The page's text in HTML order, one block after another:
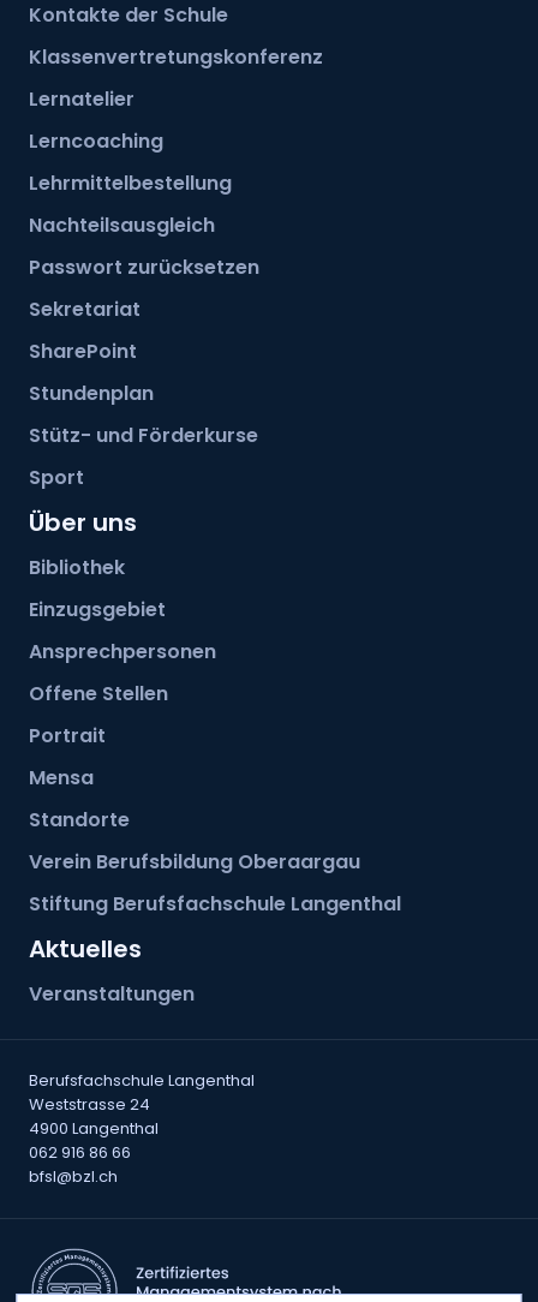
Kontakte der Schule
Klassenvertretungskonferenz
Lernatelier
Lerncoaching
Lehrmittelbestellung
Nachteilsausgleich
Passwort zurücksetzen
Sekretariat
SharePoint
Stundenplan
Stütz- und Förderkurse
Sport
Über uns
Bibliothek
Einzugsgebiet
Ansprechpersonen
Offene Stellen
Portrait
Mensa
Standorte
Verein Berufsbildung Oberaargau
Stiftung Berufsfachschule Langenthal
Aktuelles
Veranstaltungen
Berufsfachschule Langenthal
Weststrasse 24
4900 Langenthal
062 916 86 66
bfsl@bzl.ch